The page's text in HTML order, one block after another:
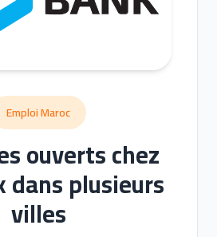
Emploi Maroc
ouverts chez
dans plusieurs
villes